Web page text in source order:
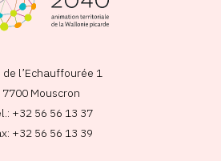
de l’Echauffourée 1
7700 Mouscron
+32 56 56 13 37
+32 56 56 13 39